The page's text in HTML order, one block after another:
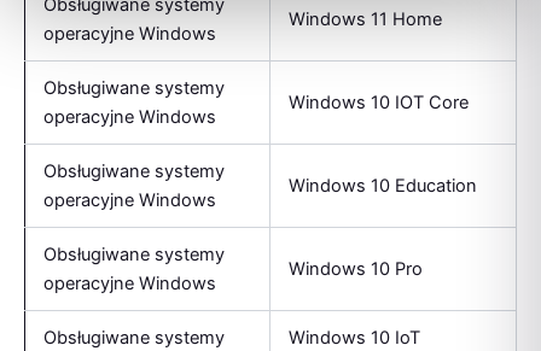
Obsługiwane systemy
operacyjne Windows
Windows 11 Home
Obsługiwane systemy
operacyjne Windows
Windows 10 IOT Core
Obsługiwane systemy
operacyjne Windows
Windows 10 Education
Obsługiwane systemy
operacyjne Windows
Windows 10 Pro
Obsługiwane systemy
Windows 10 IoT